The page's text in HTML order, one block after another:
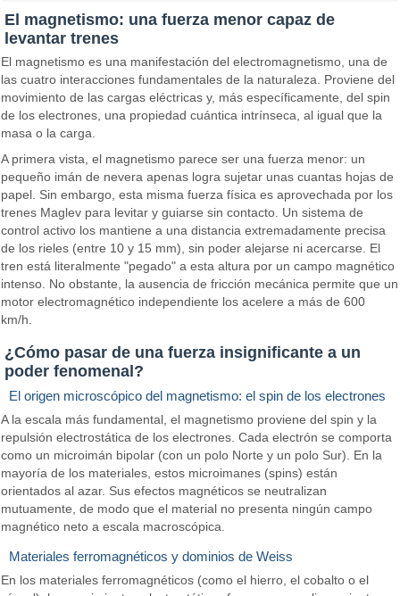
El magnetismo: una fuerza menor capaz de
levantar trenes
El magnetismo es una manifestación del electromagnetismo, una de
las cuatro interacciones fundamentales de la naturaleza. Proviene del
movimiento de las cargas eléctricas y, más específicamente, del spin
de los electrones, una propiedad cuántica intrínseca, al igual que la
masa o la carga.
A primera vista, el magnetismo parece ser una fuerza menor: un
pequeño imán de nevera apenas logra sujetar unas cuantas hojas de
papel. Sin embargo, esta misma fuerza física es aprovechada por los
trenes Maglev para levitar y guiarse sin contacto. Un sistema de
control activo los mantiene a una distancia extremadamente precisa
de los rieles (entre 10 y 15 mm), sin poder alejarse ni acercarse. El
tren está literalmente "pegado" a esta altura por un campo magnético
intenso. No obstante, la ausencia de fricción mecánica permite que un
motor electromagnético independiente los acelere a más de 600
km/h.
¿Cómo pasar de una fuerza insignificante a un
poder fenomenal?
El origen microscópico del magnetismo: el spin de los electrones
A la escala más fundamental, el magnetismo proviene del spin y la
repulsión electrostática de los electrones. Cada electrón se comporta
como un microimán bipolar (con un polo Norte y un polo Sur). En la
mayoría de los materiales, estos microimanes (spins) están
orientados al azar. Sus efectos magnéticos se neutralizan
mutuamente, de modo que el material no presenta ningún campo
magnético neto a escala macroscópica.
Materiales ferromagnéticos y dominios de Weiss
En los materiales ferromagnéticos (como el hierro, el cobalto o el